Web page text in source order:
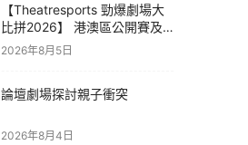
【Theatresports 勁爆劇場大
比拼2026】 港澳區公開賽及
亞洲聯賽賽果
2026年8月5日
論壇劇場探討親子衝突
2026年8月4日